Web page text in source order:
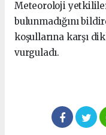
Meteoroloji
bulunmadığını
koşullarına karşı
vurguladı.